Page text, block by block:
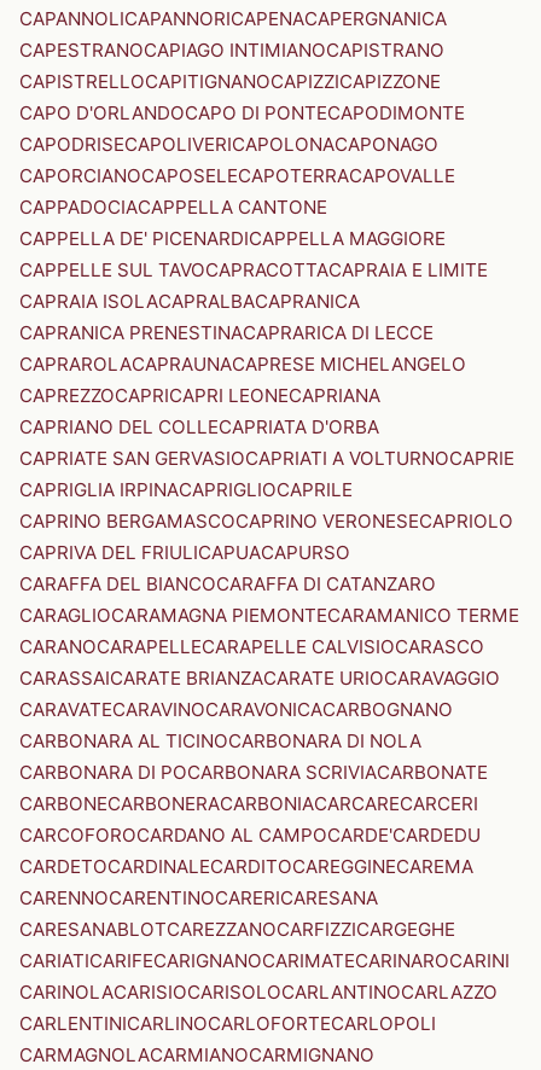
CAPANNOLICAPANNORICAPENACAPERGNANICA
CAPESTRANOCAPIAGO INTIMIANOCAPISTRANO
CAPISTRELLOCAPITIGNANOCAPIZZICAPIZZONE
CAPO D'ORLANDOCAPO DI PONTECAPODIMONTE
CAPODRISECAPOLIVERICAPOLONACAPONAGO
CAPORCIANOCAPOSELECAPOTERRACAPOVALLE
CAPPADOCIACAPPELLA CANTONE
CAPPELLA DE' PICENARDICAPPELLA MAGGIORE
CAPPELLE SUL TAVOCAPRACOTTACAPRAIA E LIMITE
CAPRAIA ISOLACAPRALBACAPRANICA
CAPRANICA PRENESTINACAPRARICA DI LECCE
CAPRAROLACAPRAUNACAPRESE MICHELANGELO
CAPREZZOCAPRICAPRI LEONECAPRIANA
CAPRIANO DEL COLLECAPRIATA D'ORBA
CAPRIATE SAN GERVASIOCAPRIATI A VOLTURNOCAPRIE
CAPRIGLIA IRPINACAPRIGLIOCAPRILE
CAPRINO BERGAMASCOCAPRINO VERONESECAPRIOLO
CAPRIVA DEL FRIULICAPUACAPURSO
CARAFFA DEL BIANCOCARAFFA DI CATANZARO
CARAGLIOCARAMAGNA PIEMONTECARAMANICO TERME
CARANOCARAPELLECARAPELLE CALVISIOCARASCO
CARASSAICARATE BRIANZACARATE URIOCARAVAGGIO
CARAVATECARAVINOCARAVONICACARBOGNANO
CARBONARA AL TICINOCARBONARA DI NOLA
CARBONARA DI POCARBONARA SCRIVIACARBONATE
CARBONECARBONERACARBONIACARCARECARCERI
CARCOFOROCARDANO AL CAMPOCARDE'CARDEDU
CARDETOCARDINALECARDITOCAREGGINECAREMA
CARENNOCARENTINOCARERICARESANA
CARESANABLOTCAREZZANOCARFIZZICARGEGHE
CARIATICARIFECARIGNANOCARIMATECARINAROCARINI
CARINOLACARISIOCARISOLOCARLANTINOCARLAZZO
CARLENTINICARLINOCARLOFORTECARLOPOLI
CARMAGNOLACARMIANOCARMIGNANO